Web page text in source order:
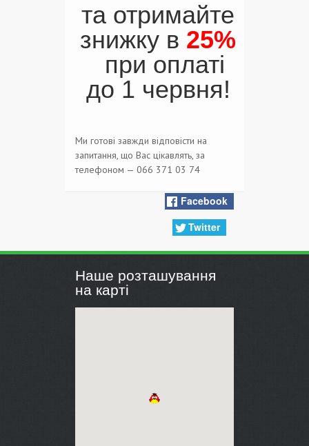
та отримайте
знижку в 25%
при оплаті
до 1 червня!
Ми готові завжди відповісти на
запитання, що Вас цікавлять, за
телефоном — 066 371 03 74
Facebook
Twitter
Наше розташування
на карті